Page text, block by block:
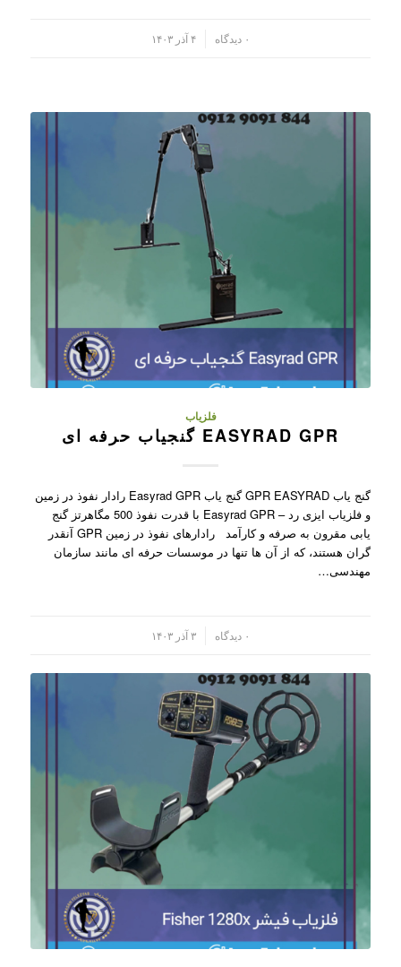
۰ دیدگاه ۴ آذر ۱۴۰۳
فلزیاب
EASYRAD GPR گنجیاب حرفه ای
گنج یاب GPR EASYRAD گنج یاب Easyrad GPR رادار نفوذ در زمین
و فلزیاب ایزی رد – Easyrad GPR با قدرت نفوذ 500 مگاهرتز گنج
یابی مقرون به صرفه و کارآمد رادارهای نفوذ در زمین GPR آنقدر
گران هستند، که از آن ها تنها در موسسات حرفه ای مانند سازمان
مهندسی…
۰ دیدگاه ۳ آذر ۱۴۰۳